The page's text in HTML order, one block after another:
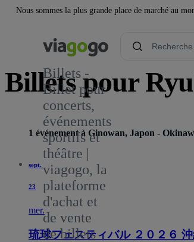
Nous sommes la plus grande place de marché au
Billets -
Billet pour
concerts,
événements
sportifs et
théâtre |
viagogo, la
plateforme
d'achat et
de vente
de billets
Billets pour
1 événement à Ginowan, Japon -
sept.
23
mer.
琉球フェスティバル ２０２６